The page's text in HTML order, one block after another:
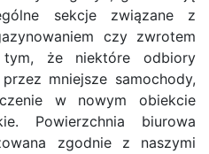
sekcje związane z
czy zwrotem
że niektóre odbiory
mniejsze samochody,
w nowym obiekcie
Powierzchnia biurowa
zgodnie z naszymi